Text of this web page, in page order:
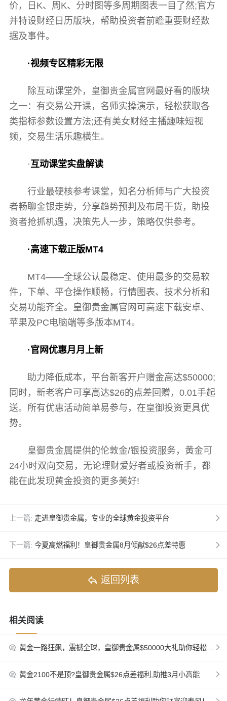
价，日K、周K、分时图等多周期图表一目了然;官方
并特设财经日历版块，帮助投资者前瞻重要财经数
据及事件。
·视频专区精彩无限
除互动课堂外，皇御贵金属官网最好看的版块
之一：有交易公开课，名师实操演示，轻松获取各
类指标参数设置方法;还有美女财经主播趣味短视
频，交易生活乐趣横生。
·互动课堂实盘解读
行业最硬核参考课堂，知名分析师与广大投资
者畅聊金银走势，分享趋势预判及布局干货，助投
资者抢抓机遇，决策先人一步，策略仅供参考。
·高速下载正版MT4
MT4——全球公认最稳定、使用最多的交易软
件，下单、平仓操作顺畅，行情图表、技术分析和
交易功能齐全。皇御贵金属官网可高速下载安卓、
苹果及PC电脑端等多版本MT4。
·官网优惠月月上新
助力降低成本，平台新客开户赠金高达$50000;
同时，新老客户可享高达$26的点差回赠，0.01手起
送。所有优惠活动简单易参与，在皇御投资更具优
势。
皇御贵金属提供的伦敦金/银投资服务，黄金可
24小时双向交易，无论理财爱好者或投资新手，都
能在此发现黄金投资的更多美好!
上一篇: 走进皇御贵金属，专业的全球黄金投资平台
下一篇: 今夏高燃福利！皇御贵金属8月倾献$26点差特惠
返回列表
相关阅读
黄金一路狂飙，震撼全球，皇御贵金属$50000大礼助你轻松布局
黄金2100不是顶?皇御贵金属$26点差福利,助推3月小高能